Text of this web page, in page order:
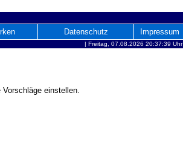
Datenschutz Impressum
| Freitag, 07.08.2026 20:37:39 Uhr
einstellen.